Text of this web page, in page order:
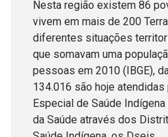
Nesta região existem 86
vivem em mais de 200
diferentes situações
que somavam uma
pessoas em 2010 (IBGE),
134.016 são hoje
Especial de Saúde
da Saúde através dos